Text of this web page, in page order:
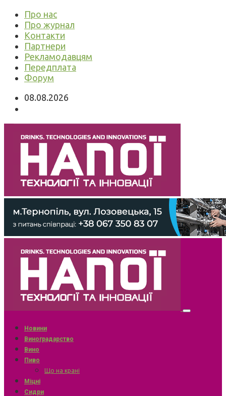
Про нас
Про журнал
Контакти
Партнери
Рекламодавцям
Передплата
Форум
08.08.2026
Новини
Виноградарство
Вино
Пиво
Що на крані
Міцні
Сидри